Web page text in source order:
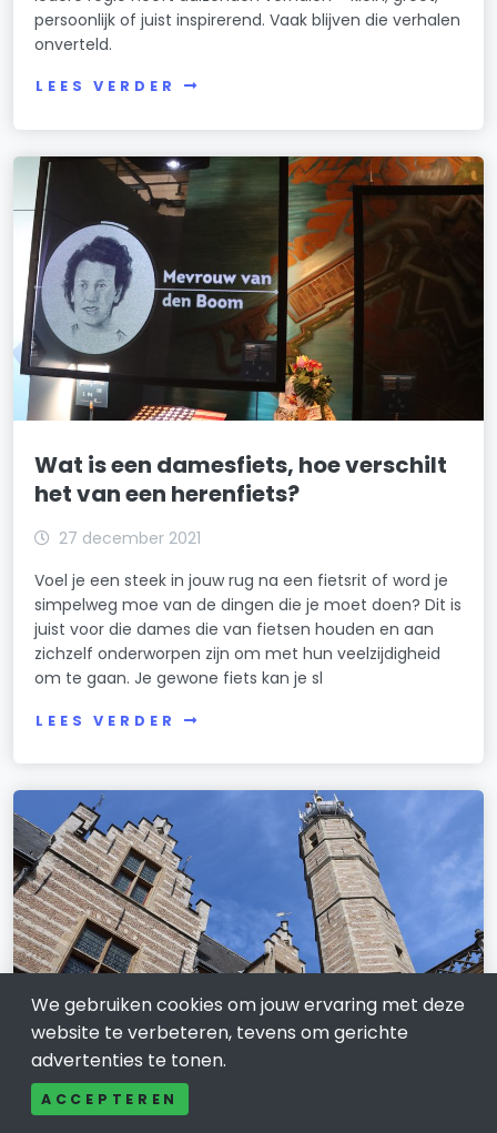
persoonlijk of juist inspirerend. Vaak blijven die verhalen
onverteld.
LEES VERDER
Wat is een damesfiets, hoe verschilt
het van een herenfiets?
27 december 2021
Voel je een steek in jouw rug na een fietsrit of word je
simpelweg moe van de dingen die je moet doen? Dit is
juist voor die dames die van fietsen houden en aan
zichzelf onderworpen zijn om met hun veelzijdigheid
om te gaan. Je gewone fiets kan je sl
LEES VERDER
Wat je beter niet kunt zeggen tegen
We gebruiken cookies om jouw ervaring met deze
website te verbeteren, tevens om gerichte
advertenties te tonen.
ACCEPTEREN